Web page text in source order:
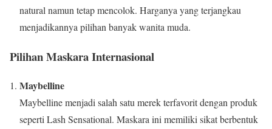
natural namun tetap mencolok. Harganya yang terjangkau
menjadikannya pilihan banyak wanita muda.
Pilihan Maskara Internasional
Maybelline
Maybelline menjadi salah satu merek terfavorit dengan produk
seperti Lash Sensational. Maskara ini memiliki sikat berbentuk